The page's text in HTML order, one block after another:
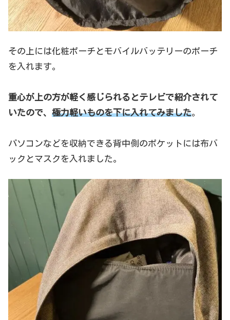
その上には化粧ポーチとモバイルバッテリーのポーチ
を入れます。
重心が上の方が軽く感じられるとテレビで紹介されて
いたので、 極力軽いものを下に入れてみました。
パソコンなどを収納できる背中側のポケットには布バ
ックとマスクを入れました。